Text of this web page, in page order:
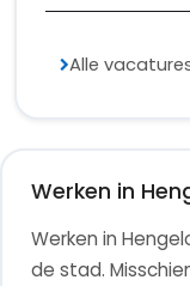
Alle
Werken in
Werken in
de stad.